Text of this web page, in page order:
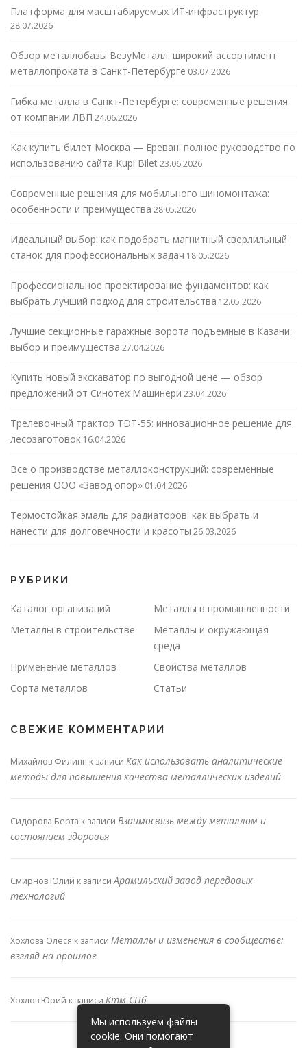
Платформа для масштабируемых ИТ-инфраструктур
28.07.2026
Обзор металлобазы ВезуМеталл: широкий ассортимент
металлопроката в Санкт-Петербурге 03.07.2026
Гибка металла в Санкт-Петербурге: современные решения
от компании ЛВП 24.06.2026
Как купить билет Москва — Ереван: полное руководство по
использованию сайта Kupi Bilet23.06.2026
Современные решения для мобильного шиномонтажа:
особенности и преимущества 28.05.2026
Идеальный выбор: как подобрать магнитный сверлильный
станок для профессиональных задач 18.05.2026
Профессиональное проектирование фундаментов: как
выбрать лучший подход для строительства 12.05.2026
Лучшие секционные гаражные ворота подъемные в Казани:
выбор и преимущества 27.04.2026
Купить новый экскаватор по выгодной цене — обзор
предложений от Синотех Машинери 23.04.2026
Трелевочный трактор TDT-55: инновационное решение для
лесозаготовок 16.04.2026
Все о производстве металлоконструкций: современные
решения ООО «Завод опор» 01.04.2026
Термостойкая эмаль для радиаторов: как выбрать и
нанести для долговечности и красоты 26.03.2026
РУБРИКИ
Каталог организаций
Металлы в промышленности
Металлы в строительстве
Металлы и окружающая
среда
Применение металлов
Свойства металлов
Сорта металлов
Статьи
СВЕЖИЕ КОММЕНТАРИИ
Михайлов Филипп к записи Как использовать аналитические
методы для повышения качества металлических изделий
Сидорова Берта к записи Взаимосвязь между металлом и
состоянием здоровья
Смирнов Юлий к записиАрамильский завод передовых
технологий
Хохлова Олеся к записи Металлы и изменения в сообществе:
взгляд на прошлое
Хохлов Юрий к записи Ктм СПб
Мы используем файлы
cookie. Они помогают